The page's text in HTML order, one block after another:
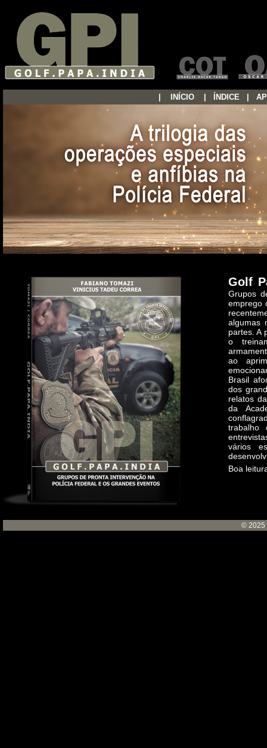
INÍCIO ÍNDICE...
Golf
Grupos
emprego
algumas
partes. A
o
ao
Brasil
dos
relatos
da
trabalho
vários
Boa
© 2025